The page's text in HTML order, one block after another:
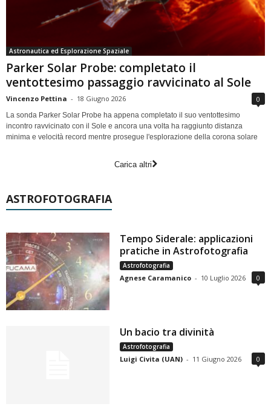
Astronautica ed Esplorazione Spaziale
Parker Solar Probe: completato il
ventottesimo passaggio ravvicinato al Sole
Vincenzo Pettina - 18 Giugno 2026 0
La sonda Parker Solar Probe ha appena completato il suo ventottesimo
incontro ravvicinato con il Sole e ancora una volta ha raggiunto distanza
minima e velocità record mentre prosegue l'esplorazione della corona solare
Carica altri
ASTROFOTOGRAFIA
Tempo Siderale: applicazioni
pratiche in Astrofotografia
Astrofotografia
Agnese Caramanico - 10 Luglio 2026 0
Un bacio tra divinità
Astrofotografia
Luigi Civita (UAN) - 11 Giugno 2026 0